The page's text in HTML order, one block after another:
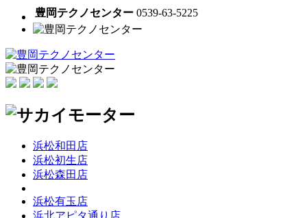
豊岡テクノセンター 0539-63-5225
浜松和田店
浜松初生店
浜松森田店
浜松有玉店